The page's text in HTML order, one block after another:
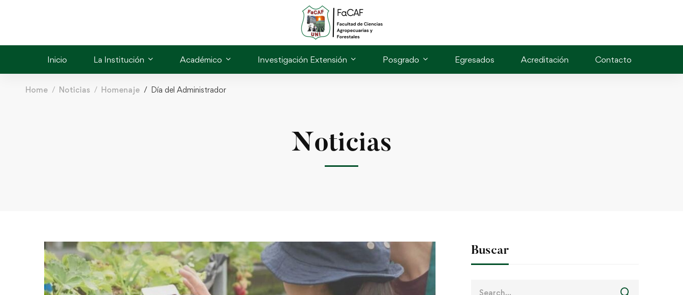
Inicio La Institución Académico Investigación Extensión Posgrado Egresados Acreditación Contacto
Home Noticias Homenaje Día del Administrador
Noticias
Día
del
Buscar